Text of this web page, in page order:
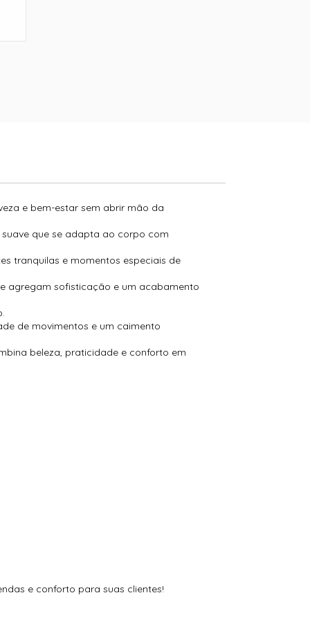
e bem-estar sem abrir mão da
que se adapta ao corpo com
tranquilas e momentos especiais de
agregam sofisticação e um acabamento
de movimentos e um caimento
beleza, praticidade e conforto em
e conforto para suas clientes!